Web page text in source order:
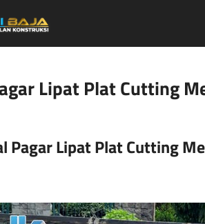
Lipat Plat Cutting
Pagar Lipat Plat Cutting